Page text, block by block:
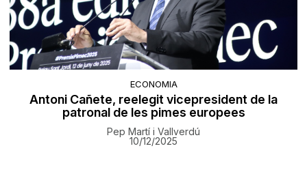
ECONOMIA
Antoni Cañete, reelegit vicepresident de la
patronal de les pimes europees
Pep Martí i Vallverdú
10/12/2025